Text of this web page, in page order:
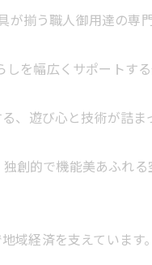
揃う職人御用達の専門
を幅広くサポートする
る、遊び心と技術が詰
：独創的で機能美あ
経済を支えています。